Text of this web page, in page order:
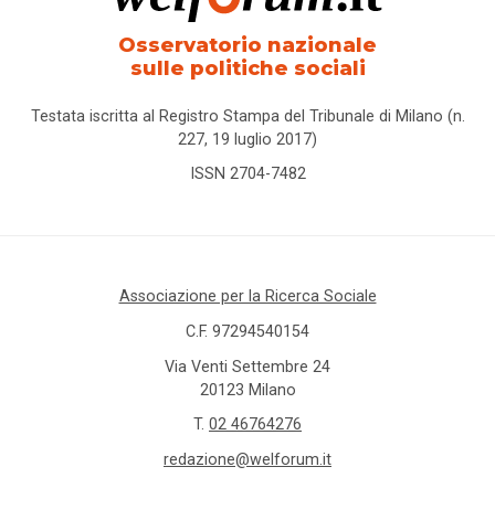
Osservatorio nazionale
sulle politiche sociali
Testata iscritta al Registro Stampa del Tribunale di Milano (n.
227, 19 luglio 2017)
ISSN 2704-7482
Associazione per la Ricerca Sociale
C.F. 97294540154
Via Venti Settembre 24
20123 Milano
T. 02 46764276
redazione@welforum.it